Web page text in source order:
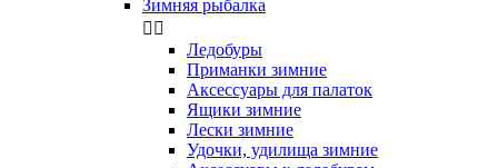
Зимняя рыбалка
 
Ледобуры
Приманки зимние
Аксессуары для палаток
Ящики зимние
Лески зимние
Удочки, удилища зимние